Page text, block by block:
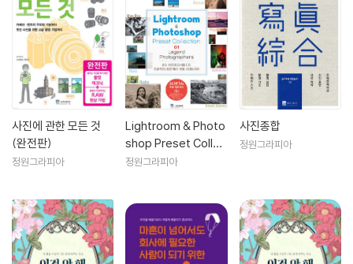
사진에 관한 모든 것
(완전판)
정원그라피아
Lightroom & Photo
shop Preset Collec
tion 01
정원그라피아
사진종합
정원그라피아